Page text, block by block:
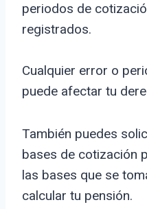
periodos de
registrados.
Cualquier error o
puede afectar tu
También puedes
bases de cotización
las bases que se
calcular tu pensión.